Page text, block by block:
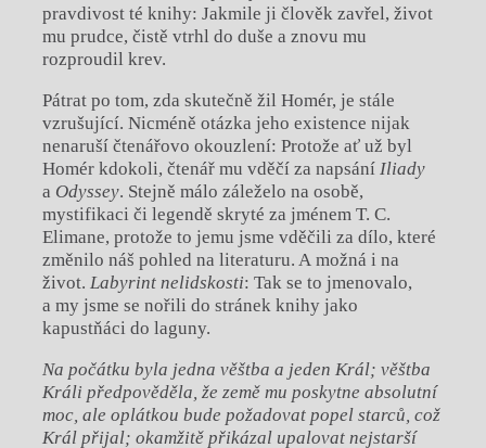
pravdivost té knihy: Jakmile ji člověk zavřel, život
mu prudce, čistě vtrhl do duše a znovu mu
rozproudil krev.
Pátrat po tom, zda skutečně žil Homér, je stále
vzrušující. Nicméně otázka jeho existence nijak
nenaruší čtenářovo okouzlení: Protože ať už byl
Homér kdokoli, čtenář mu vděčí za napsání Iliady
a Odyssey. Stejně málo záleželo na osobě,
mystifikaci či legendě skryté za jménem T. C.
Elimane, protože to jemu jsme vděčili za dílo, které
změnilo náš pohled na literaturu. A možná i na
život. Labyrint nelidskosti: Tak se to jmenovalo,
a my jsme se nořili do stránek knihy jako
kapustňáci do laguny.
Na počátku byla jedna věštba a jeden Král; věštba
Králi předpověděla, že země mu poskytne absolutní
moc, ale oplátkou bude požadovat popel starců, což
Král přijal; okamžitě přikázal upalovat nejstarší